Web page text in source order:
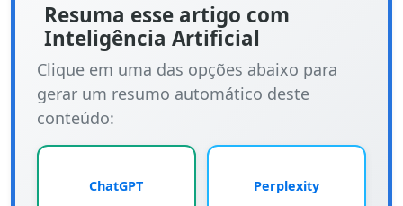
Resuma esse artigo com
Inteligência Artificial
Clique em uma das opções abaixo para
gerar um resumo automático deste
conteúdo:
ChatGPT Perplexity